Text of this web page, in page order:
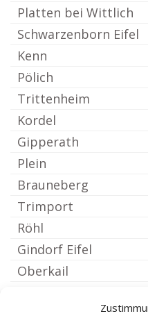
Platten bei Wittlich
Schwarzenborn Eifel
Kenn
Pölich
Trittenheim
Kordel
Gipperath
Plein
Brauneberg
Trimport
Röhl
Gindorf Eifel
Oberkail